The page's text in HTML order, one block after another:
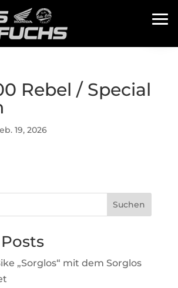
Rebel / Special
19, 2026
Suchen
„Sorglos“ mit dem Sorglos